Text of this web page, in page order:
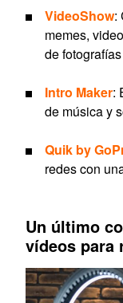
VideoShow:
memes,
de
Intro Maker:
de música y
Quik by
redes con
Un último
vídeos para